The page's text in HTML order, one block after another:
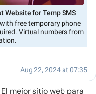
El mejor sitio web para